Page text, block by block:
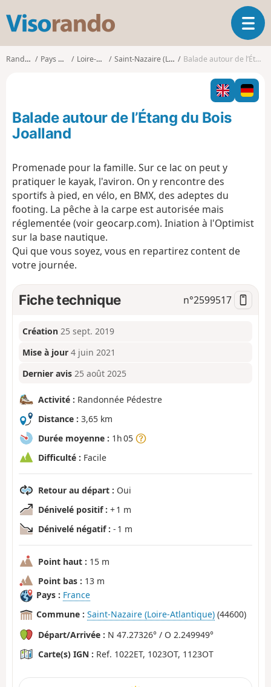
s
o
o
O
u
v
i
r
l
i
Randonnées Pays de la Loire Loire-Atlantique Saint-Nazaire (Loire-Atlantique) Balade autour de l’Étang du Bois Joalland
Balade autour de l’Étang du Bois
Joalland
Promenade pour la famille. Sur ce lac on peut y
pratiquer le kayak, l'aviron. On y rencontre des
sportifs à pied, en vélo, en BMX, des adeptes du
footing. La pêche à la carpe est autorisée mais
réglementée (voir geocarp.com). Iniation à l'Optimist
sur la base nautique.
Qui que vous soyez, vous en repartirez content de
votre journée.
Fiche technique n°2599517
Création 25 sept. 2019
Mise à jour 4 juin 2021
Dernier avis 25 août 2025
Activité : Randonnée Pédestre
Distance : 3,65 km
Durée moyenne : 1h 05
Difficulté : Facile
Retour au départ : Oui
Dénivelé positif : + 1 m
Dénivelé négatif : - 1 m
Point haut : 15 m
Point bas : 13 m
Pays : France
Commune : Saint-Nazaire (Loire-Atlantique) (44600)
Départ/Arrivée : N 47.27326° / O 2.249949°
Carte(s) IGN : Ref. 1022ET, 1023OT, 1123OT